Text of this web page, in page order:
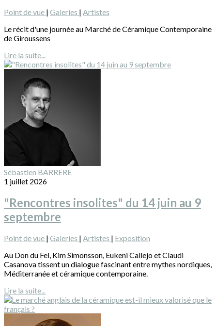
Point de vue | Galeries | Artistes
Le récit d'une journée au Marché de Céramique Contemporaine
de Giroussens
Lire la suite...
Sébastien BARRERE
1 juillet 2026
"Rencontres insolites" du 14 juin au 9
septembre
Point de vue | Galeries | Artistes | Exposition
Au Don du Fel, Kim Simonsson, Eukeni Callejo et Claudi
Casanova tissent un dialogue fascinant entre mythes nordiques,
Méditerranée et céramique contemporaine.
Lire la suite...